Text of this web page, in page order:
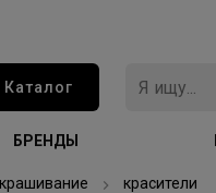
Каталог
БРЕНДЫ
красители